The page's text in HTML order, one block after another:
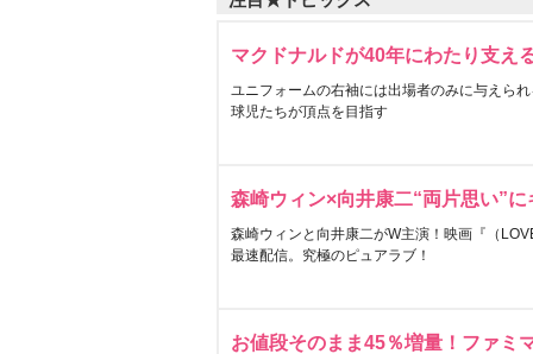
マクドナルドが40年にわたり支え
ユニフォームの右袖には出場者のみに与えら
球児たちが頂点を目指す
森崎ウィン×向井康二“両片思い”
森崎ウィンと向井康二がW主演！映画『（
最速配信。究極のピュアラブ！
お値段そのまま45％増量！ファミ